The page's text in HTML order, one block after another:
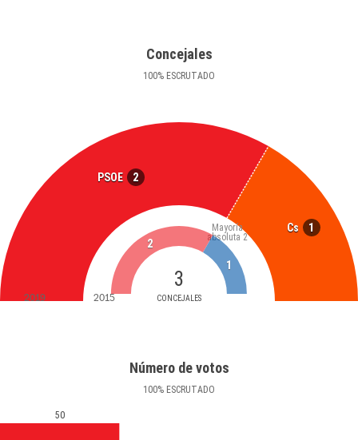
Concejales
100% ESCRUTADO
PSOE 2
Cs 1
3
CONCEJALES
Mayoría
absoluta 2
2
1
2019 2015
Número de votos
100% ESCRUTADO
50